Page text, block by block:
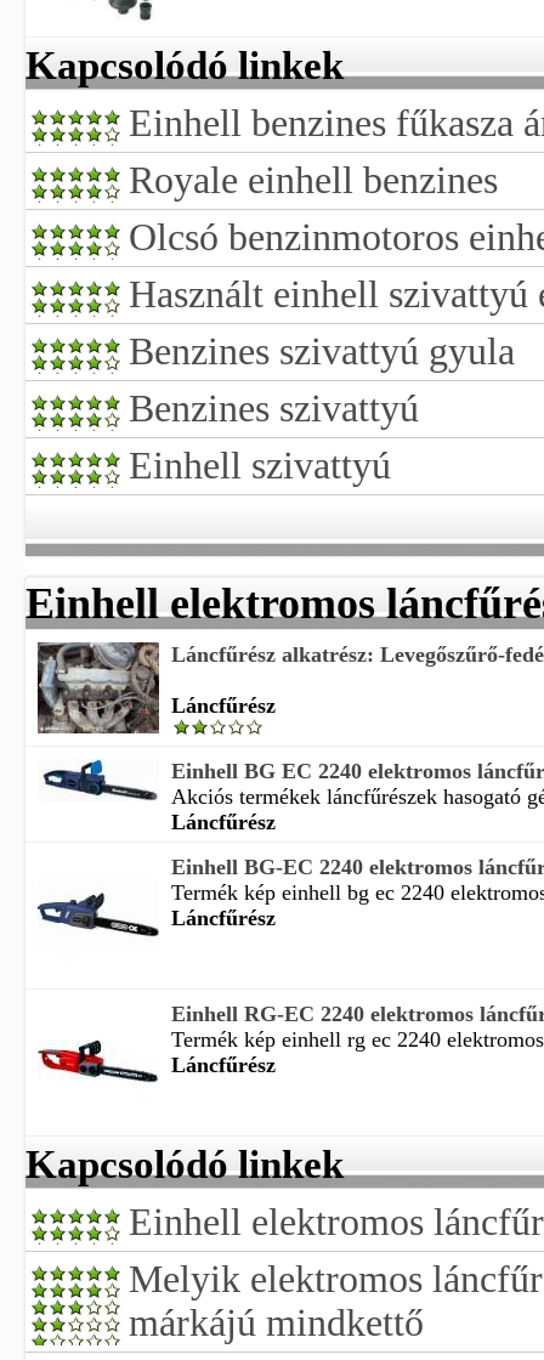
Kapcsolódó linkek
Einhell benzines fűkasza
Royale einhell benzines
Olcsó benzinmotoros
Használt einhell szivattyú
Benzines szivattyú gyula
Benzines szivattyú
Einhell szivattyú
Einhell elektromos
Láncfűrész alkatrész: Levegőszűrő-
Láncfűrész
Einhell BG EC 2240 elektromos
Akciós termékek láncfűrészek hasogató
Láncfűrész
Einhell BG-EC 2240 elektromos
Termék kép einhell bg ec 2240
Láncfűrész
Einhell RG-EC 2240 elektromos
Termék kép einhell rg ec 2240
Láncfűrész
Kapcsolódó linkek
Einhell elektromos
Melyik elektromos
márkájú mindkettő